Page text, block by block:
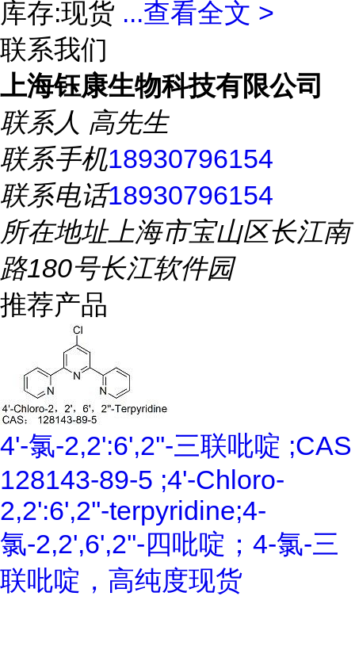
库存:现货 ...查看全文 >
联系我们
上海钰康生物科技有限公司
联系人 高先生
联系手机18930796154
联系电话18930796154
所在地址上海市宝山区长江南
路180号长江软件园
推荐产品
4'-氯-2,2':6',2''-三联吡啶 ;CAS
128143-89-5 ;4'-Chloro-
2,2':6',2''-terpyridine;4-
氯-2,2',6',2''-四吡啶；4-氯-三
联吡啶，高纯度现货